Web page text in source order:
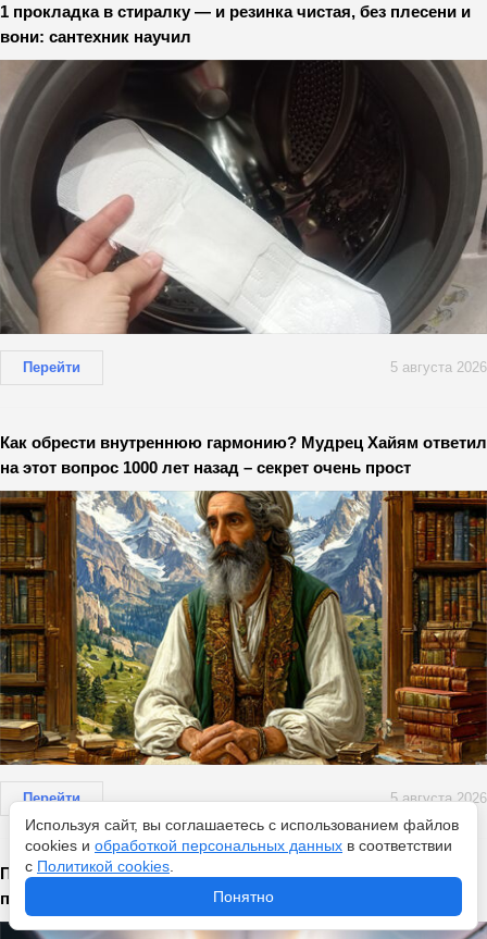
1 прокладка в стиралку — и резинка чистая, без плесени и
вони: сантехник научил
Перейти 5 августа 2026
Как обрести внутреннюю гармонию? Мудрец Хайям ответил
на этот вопрос 1000 лет назад – секрет очень прост
Перейти 5 августа 2026
Почему стюардесса держит руки за спиной при встрече
пассажиров - есть причина: авиакомпания роли не играет
Используя сайт, вы соглашаетесь с использованием файлов
cookies и обработкой персональных данных в соответствии
с Политикой cookies
Понятно